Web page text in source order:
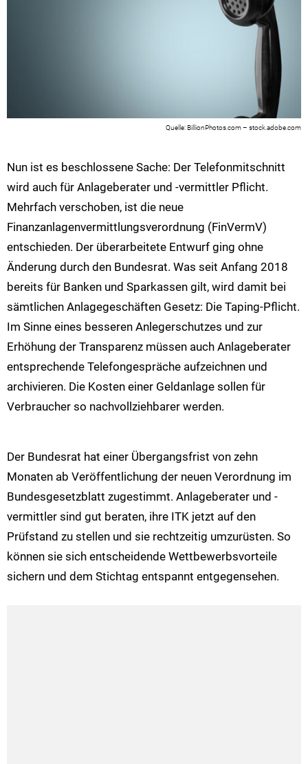
BillionPhotos.com – stock.adobe.com
Nun ist es beschlossene Sache: Der Telefonmitschnitt
wird auch für Anlageberater und -vermittler Pflicht.
Mehrfach verschoben, ist die neue
Finanzanlagenvermittlungsverordnung (FinVermV)
entschieden. Der überarbeitete Entwurf ging ohne
Änderung durch den Bundesrat. Was seit Anfang 2018
bereits für Banken und Sparkassen gilt, wird damit bei
sämtlichen Anlagegeschäften Gesetz: Die Taping-Pflicht.
Im Sinne eines besseren Anlegerschutzes und zur
Erhöhung der Transparenz müssen auch Anlageberater
entsprechende Telefongespräche aufzeichnen und
archivieren. Die Kosten einer Geldanlage sollen für
Verbraucher so nachvollziehbarer werden.
Der Bundesrat hat einer Übergangsfrist von zehn
Monaten ab Veröffentlichung der neuen Verordnung im
Bundesgesetzblatt zugestimmt. Anlageberater und -
vermittler sind gut beraten, ihre ITK jetzt auf den
Prüfstand zu stellen und sie rechtzeitig umzurüsten. So
können sie sich entscheidende Wettbewerbsvorteile
sichern und dem Stichtag entspannt entgegensehen.